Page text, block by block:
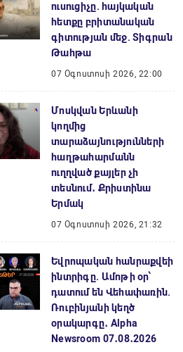
ուսուցիչը. հայկական
հետքը բրիտանական
գիտության մեջ. Տիգրան
Թահթա
07 Օգոստոսի 2026, 22:00
Մոսկվան Երևանի
կողմից
տարաձայնությունների
հաղթահարմանն
ուղղված քայլեր չի
տեսնում․ Քրիստինա
Երմակ
07 Օգոստոսի 2026, 21:32
Եվրոպական հանրաքվեի
ինտրիգը. Ամոթի օր՝
դատում են Վեհափառին.
Ռուբինյանի կեղծ
օրակարգը․ Alpha
Newsroom 07․08․2026